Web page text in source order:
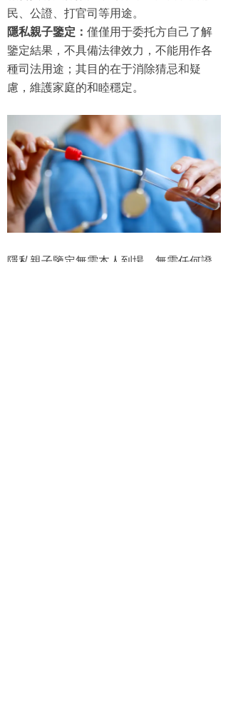
民、公證、打官司等用途。
隱私親子鑒定： 僅僅用于委托方自己了解
鑒定結果，不具備法律效力，不能用作各
種司法用途；其目的在于消除猜忌和疑
慮，維護家庭的和睦穩定。
隱私親子鑒定無需本人到場，無需任何證